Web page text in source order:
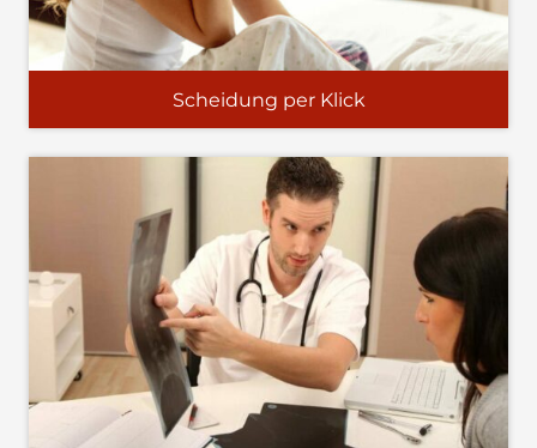
Scheidung per Klick